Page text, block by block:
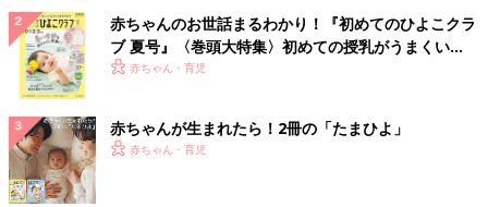
赤ちゃんのお世話まるわかり！『初めてのひよこクラ
ブ 夏号』〈巻頭大特集〉初めての授乳がうまくい
く！ おっぱい・ミルクの基本と夏のトラブル 解決テ
赤ちゃん・育児
赤ちゃんが生まれたら！2冊の「たまひよ」
赤ちゃん・育児